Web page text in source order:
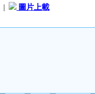
| 圖片上載